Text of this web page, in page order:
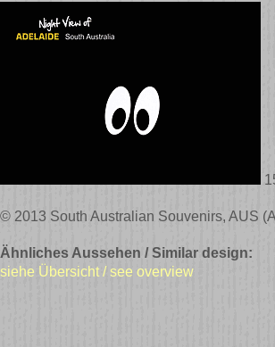
© 2013 South Australian Souvenirs, AUS
Ähnliches Aussehen / Similar design:
siehe Übersicht / see overview